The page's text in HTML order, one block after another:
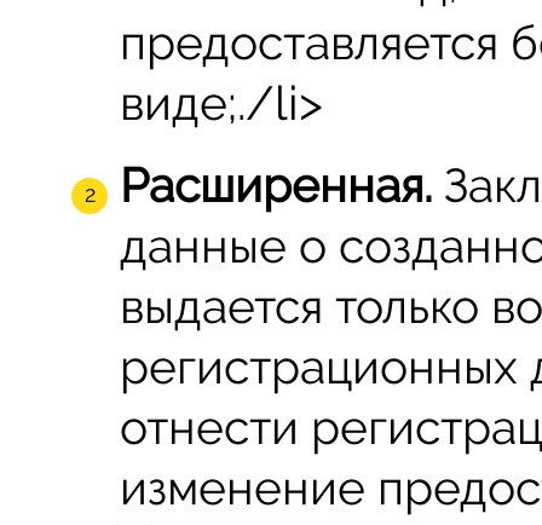
предоставляется
виде;./li>
Расширенная.
данные о
выдается только
отнести
изменение